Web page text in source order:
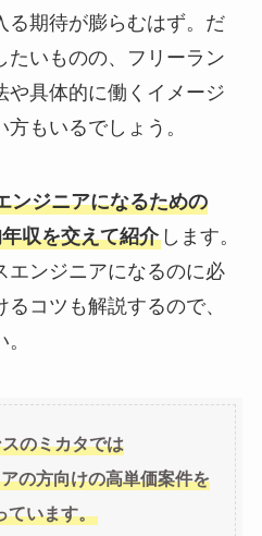
る期待が膨らむはず。だ
たいものの、フリーラン
や具体的に働くイメージ
もいるでしょう。
ンジニアになるための
収を交えて紹介します。
エンジニアになるのに必
コツも解説するので、
のミカタでは
の方向けの高単価案件を
ています。